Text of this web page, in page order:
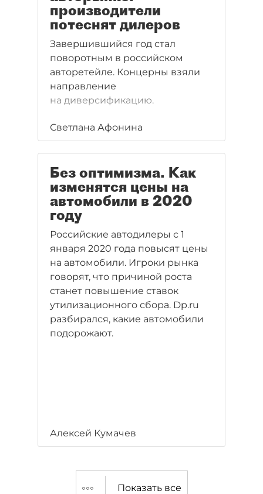
производители
потеснят дилеров
Завершившийся год стал
поворотным в российском
авторетейле. Концерны взяли
направление
на диверсификацию.
Светлана Афонина
Без оптимизма. Как
изменятся цены на
автомобили в 2020
году
Российские автодилеры с 1
января 2020 года повысят цены
на автомобили. Игроки рынка
говорят, что причиной роста
станет повышение ставок
утилизационного сбора. Dp.ru
разбирался, какие автомобили
подорожают.
Алексей Кумачев
Показать все